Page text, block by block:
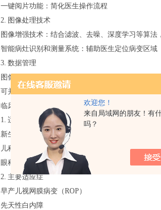
欢迎您！
来自局域网的朋友！有
吗？
一键阅片功能：简化医生操作流程
2. 图像处理技术
图像增强技术：结合滤波、去噪、深度学习等算法
智能病灶识别和测量系统：辅助医生定位病变区域
3. 数据管理
图像保存为通用的DICOM格式，便于医院统一管理
可并入医院信息系统（HIS），实现数据共享
临床应用价值
1. 适用科室
新生儿科/NICU：早产儿视网膜病变（ROP）筛查
儿科/儿保科：儿童眼底疾病常规检查
眼科：儿童眼底疾病诊断与随访
2. 主要适应症
早产儿视网膜病变（ROP）
先天性白内障